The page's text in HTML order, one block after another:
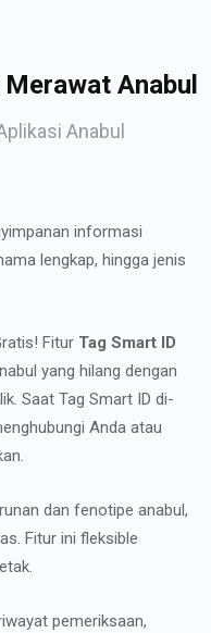
Anabul
Anabul
informasi
lengkap, hingga jenis
Fitur Tag Smart ID
yang hilang dengan
Saat Tag Smart ID di-
Anda atau
dan fenotipe anabul,
Fitur ini fleksible
pemeriksaan,